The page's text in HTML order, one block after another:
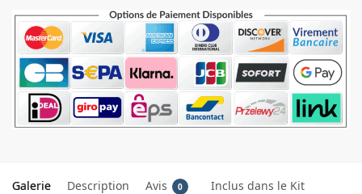
Galerie Description Avis 0 Inclus dans le Kit